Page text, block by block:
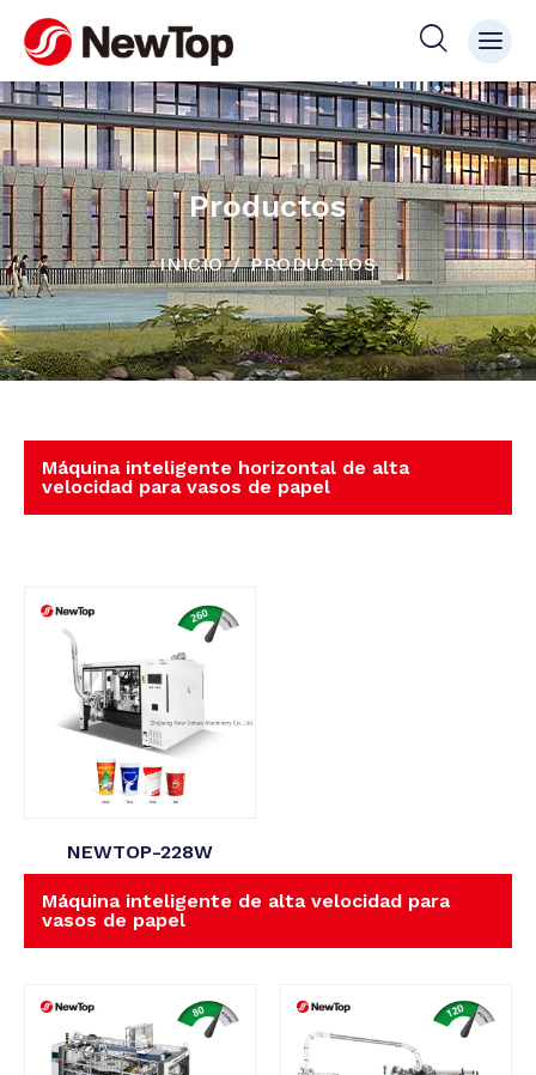
Productos
INICIO PRODUCTOS
Máquina inteligente horizontal de alta
velocidad para vasos de papel
NEWTOP-228W
Máquina inteligente de alta velocidad para
vasos de papel